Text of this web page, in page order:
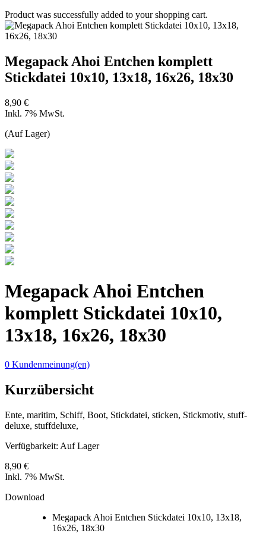
Product was successfully added to your shopping cart.
Megapack Ahoi Entchen komplett
Stickdatei 10x10, 13x18, 16x26, 18x30
8,90 €
Inkl. 7% MwSt.
(Auf Lager)
Megapack Ahoi Entchen
komplett Stickdatei 10x10,
13x18, 16x26, 18x30
0 Kundenmeinung(en)
Kurzübersicht
Ente, maritim, Schiff, Boot, Stickdatei, sticken, Stickmotiv, stuff-
deluxe, stuffdeluxe,
Verfügbarkeit: Auf Lager
8,90 €
Inkl. 7% MwSt.
Download
Megapack Ahoi Entchen Stickdatei 10x10, 13x18,
16x26, 18x30